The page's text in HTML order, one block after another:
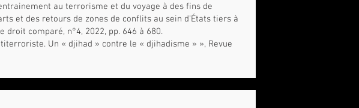
au terrorisme et du voyage à des fins de
et des retours de zones de conflits au sein d’États tiers à
droit comparé, n°4, 2022, pp. 646 à 680.
Un « djihad » contre le « djihadisme » », Revue